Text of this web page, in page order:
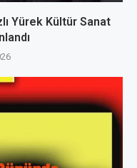
Yürek Kültür Sanat